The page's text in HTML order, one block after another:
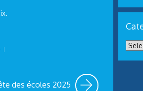
|
des écoles 2025